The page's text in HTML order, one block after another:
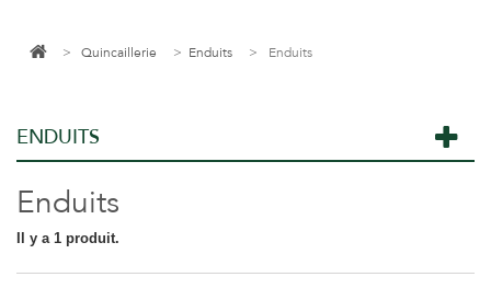
> Quincaillerie > Enduits > Enduits
ENDUITS
Enduits
Il y a 1 produit.